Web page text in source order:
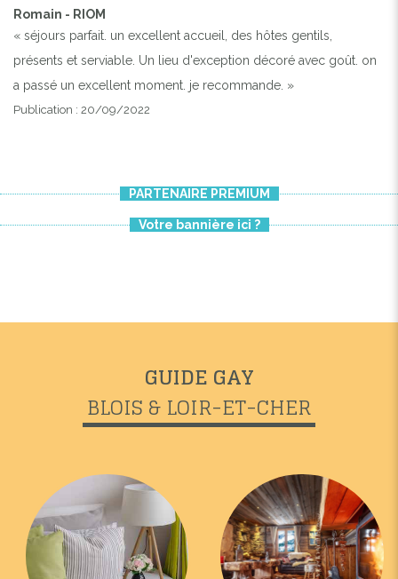
Romain - RIOM
« séjours parfait. un excellent accueil, des hôtes gentils,
présents et serviable. Un lieu d'exception décoré avec goût. on
a passé un excellent moment. je recommande. »
Publication : 20/09/2022
PARTENAIRE PREMIUM
Votre bannière ici ?
GUIDE GAY
BLOIS & LOIR-ET-CHER